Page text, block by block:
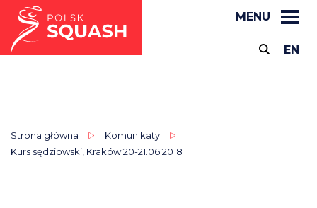
MENU
EN
Strona główna
Komunikaty
Kurs sędziowski, Kraków 20-21.06.2018